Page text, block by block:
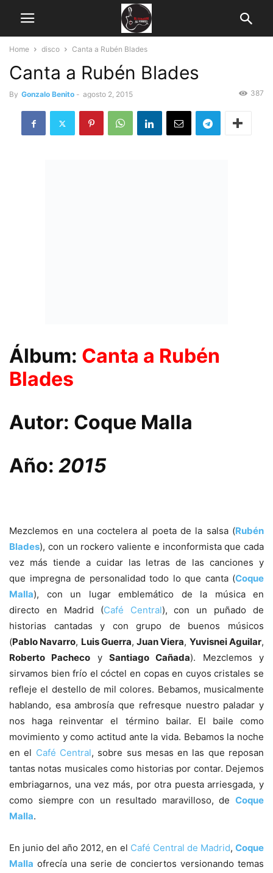
Home disco Canta a Rubén Blades
Canta a Rubén Blades
By Gonzalo Benito - agosto 2, 2015 387
Álbum: Canta a Rubén
Blades
Autor: Coque Malla
Año: 2015
Mezclemos en una coctelera al poeta de la salsa (Rubén
Blades), con un rockero valiente e inconformista que cada
vez más tiende a cuidar las letras de las canciones y
que impregna de personalidad todo lo que canta (Coque
Malla), con un lugar emblemático de la música en
directo en Madrid (Café Central), con un puñado de
historias cantadas y con grupo de buenos músicos
(Pablo Navarro, Luis Guerra,Juan Viera, Yuvisnei Aguilar,
Roberto Pacheco ySantiago Cañada). Mezclemos y
sirvamos bien frío el cóctel en copas en cuyos cristales se
refleje el destello de mil colores. Bebamos, musicalmente
hablando, esa ambrosía que refresque nuestro paladar y
nos haga reinventar el término bailar. El baile como
movimiento y como actitud ante la vida. Bebamos la noche
en el Café Central, sobre sus mesas en las que reposan
tantas notas musicales como historias por contar. Dejemos
embriagarnos, una vez más, por otra puesta arriesgada, y
como siempre con un resultado maravilloso, de Coque
Malla.
En junio del año 2012, en el Café Central de Madrid,Coque
Malla ofrecía una serie de conciertos versionando temas